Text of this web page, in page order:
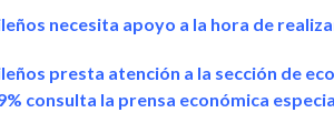
necesita apoyo a la hora de
presta atención a la sección de
consulta la prensa económica